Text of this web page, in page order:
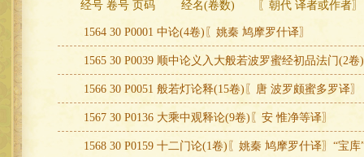
经号 卷号 页码 经名(卷数) 〖朝代 译者或作者〗
1564 30 P0001 中论(4卷)〖姚秦 鸠摩罗什译〗
1565 30 P0039 顺中论义入大般若波罗蜜经初品法门(2
1566 30 P0051 般若灯论释(15卷)〖唐 波罗颇蜜多罗译〗
1567 30 P0136 大乘中观释论(9卷)〖安 惟净等译〗
1568 30 P0159 十二门论(1卷)〖姚秦 鸠摩罗什译〗“宝库